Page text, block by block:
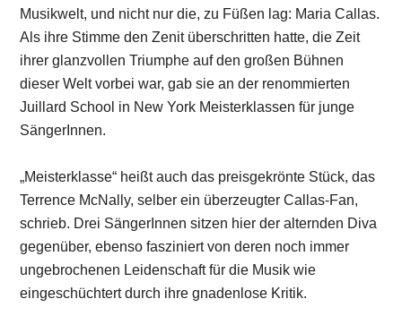
Musikwelt, und nicht nur die, zu Füßen lag: Maria Callas.
Als ihre Stimme den Zenit überschritten hatte, die Zeit
ihrer glanzvollen Triumphe auf den großen Bühnen
dieser Welt vorbei war, gab sie an der renommierten
Juillard School in New York Meisterklassen für junge
SängerInnen.
„Meisterklasse“ heißt auch das preisgekrönte Stück, das
Terrence McNally, selber ein überzeugter Callas-Fan,
schrieb. Drei SängerInnen sitzen hier der alternden Diva
gegenüber, ebenso fasziniert von deren noch immer
ungebrochenen Leidenschaft für die Musik wie
eingeschüchtert durch ihre gnadenlose Kritik.